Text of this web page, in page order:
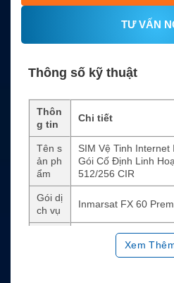
TƯ VẤN
Thông số kỹ thuật
Thôn
g tin
Chi tiết
Tên s
ản ph
ẩm
SIM Vệ Tinh
Gói Cố Định Linh
512/256 CIR
Gói dị
ch vụ
Inmarsat FX 60
Xem